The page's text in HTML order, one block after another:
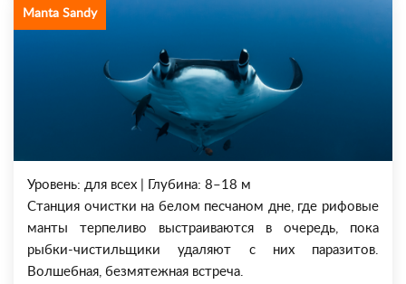
Manta Sandy
Уровень: для всех | Глубина: 8–18 м
Станция очистки на белом песчаном дне, где рифовые
манты терпеливо выстраиваются в очередь, пока
рыбки-чистильщики удаляют с них паразитов.
Волшебная, безмятежная встреча.